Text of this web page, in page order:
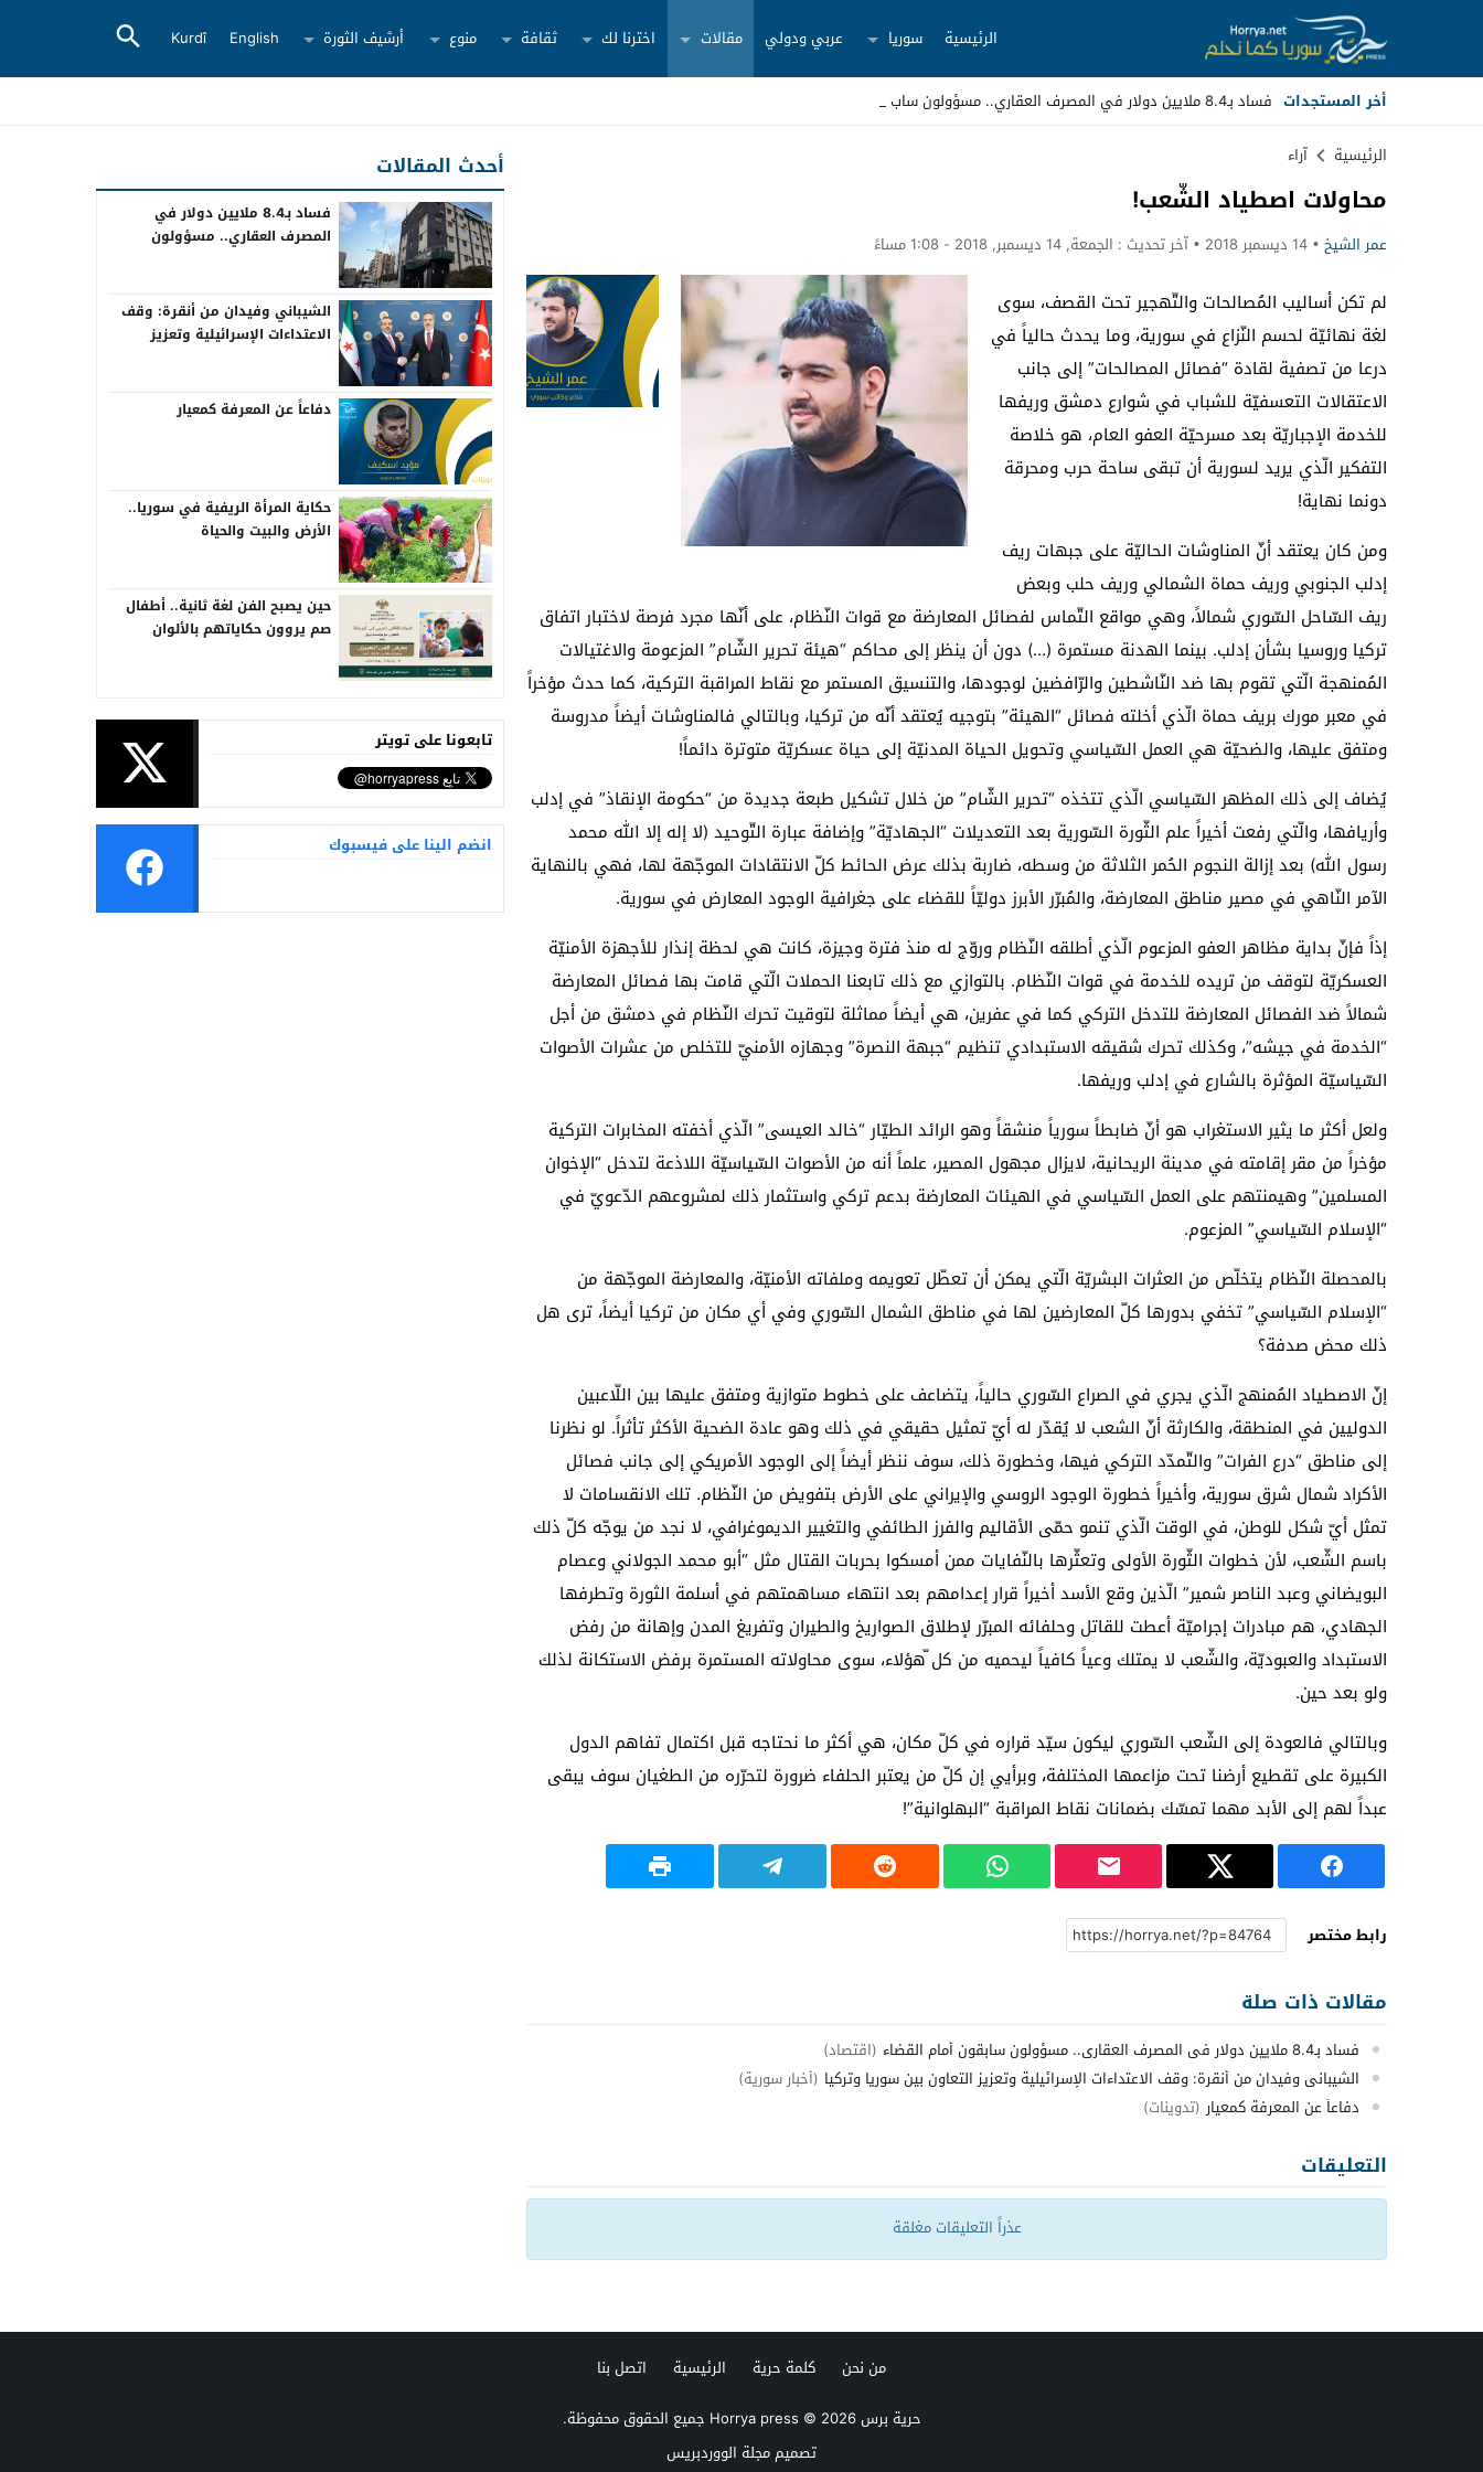
الرئيسية سوريا عربي ودولي مقالات اخترنا لك ثقافة منوع أرشيف الثورة English
Kurdî
أخر المستجدات فساد بـ8.4 ملايين دولار في المصرف العقاري.. مسؤولون سابقون أ_
Previous
Next
الرئيسية آراء
محاولات اصطياد الشّعب!
عمر الشيخ 14 ديسمبر 2018 آخر تحديث : الجمعة, 14 ديسمبر, 2018 - 1:08 مساءً
لم تكن أساليب المُصالحات والتّهجير تحت القصف، سوى
لغة نهائيّة لحسم النّزاع في سورية، وما يحدث حالياً في
درعا من تصفية لقادة “فصائل المصالحات” إلى جانب
الاعتقالات التعسفيّة للشباب في شوارع دمشق وريفها
للخدمة الإجباريّة بعد مسرحيّة العفو العام، هو خلاصة
التفكير الّذي يريد لسورية أن تبقى ساحة حرب ومحرقة
دونما نهاية!
ومن كان يعتقد أنّ المناوشات الحاليّة على جبهات ريف
إدلب الجنوبي وريف حماة الشمالي وريف حلب وبعض
ريف السّاحل السّوري شمالاً، وهي مواقع التّماس لفصائل المعارضة مع قوات النّظام، على أنّها مجرد فرصة لاختبار اتفاق
تركيا وروسيا بشأن إدلب. بينما الهدنة مستمرة (…) دون أن ينظر إلى محاكم “هيئة تحرير الشّام” المزعومة والاغتيالات
المُمنهجة الّتي تقوم بها ضد النّاشطين والرّافضين لوجودها، والتنسيق المستمر مع نقاط المراقبة التركية، كما حدث مؤخراً
في معبر مورك بريف حماة الّذي أخلته فصائل “الهيئة” بتوجيه يُعتقد أنّه من تركيا، وبالتالي فالمناوشات أيضاً مدروسة
ومتفق عليها، والضحيّة هي العمل السّياسي وتحويل الحياة المدنيّة إلى حياة عسكريّة متوترة دائماً!
يُضاف إلى ذلك المظهر السّياسي الّذي تتخذه “تحرير الشّام” من خلال تشكيل طبعة جديدة من “حكومة الإنقاذ” في إدلب
وأريافها، والّتي رفعت أخيراً علم الثّورة السّورية بعد التعديلات “الجهاديّة” وإضافة عبارة التّوحيد (لا إله إلا الله محمد
رسول الله) بعد إزالة النجوم الحُمر الثلاثة من وسطه، ضاربة بذلك عرض الحائط كلّ الانتقادات الموجّهة لها، فهي بالنهاية
الآمر النّاهي في مصير مناطق المعارضة، والمُبرّر الأبرز دوليّاً للقضاء على جغرافية الوجود المعارض في سورية.
إذاً فإنّ بداية مظاهر العفو المزعوم الّذي أطلقه النّظام وروّج له منذ فترة وجيزة، كانت هي لحظة إنذار للأجهزة الأمنيّة
العسكريّة لتوقف من تريده للخدمة في قوات النّظام. بالتوازي مع ذلك تابعنا الحملات الّتي قامت بها فصائل المعارضة
شمالاً ضد الفصائل المعارضة للتدخل التركي كما في عفرين، هي أيضاً مماثلة لتوقيت تحرك النّظام في دمشق من أجل
“الخدمة في جيشه”، وكذلك تحرك شقيقه الاستبدادي تنظيم “جبهة النصرة” وجهازه الأمنيّ للتخلص من عشرات الأصوات
السّياسيّة المؤثرة بالشارع في إدلب وريفها.
ولعل أكثر ما يثير الاستغراب هو أنّ ضابطاً سورياً منشقاً وهو الرائد الطيّار “خالد العيسى” الّذي أخفته المخابرات التركية
مؤخراً من مقر إقامته في مدينة الريحانية، لايزال مجهول المصير، علماً أنه من الأصوات السّياسيّة اللاذعة لتدخل “الإخوان
المسلمين” وهيمنتهم على العمل السّياسي في الهيئات المعارضة بدعم تركي واستثمار ذلك لمشروعهم الدّعويّ في
“الإسلام السّياسي” المزعوم.
بالمحصلة النّظام يتخلّص من العثرات البشريّة الّتي يمكن أن تعطّل تعويمه وملفاته الأمنيّة، والمعارضة الموجّهة من
“الإسلام السّياسي” تخفي بدورها كلّ المعارضين لها في مناطق الشمال السّوري وفي أي مكان من تركيا أيضاً، ترى هل
ذلك محض صدفة؟
إنّ الاصطياد المُمنهج الّذي يجري في الصراع السّوري حالياً، يتضاعف على خطوط متوازية ومتفق عليها بين اللّاعبين
الدوليين في المنطقة، والكارثة أنّ الشعب لا يُقدّر له أيّ تمثيل حقيقي في ذلك وهو عادة الضحية الأكثر تأثراً. لو نظرنا
إلى مناطق “درع الفرات” والتّمدّد التركي فيها، وخطورة ذلك، سوف ننظر أيضاً إلى الوجود الأمريكي إلى جانب فصائل
الأكراد شمال شرق سورية، وأخيراً خطورة الوجود الروسي والإيراني على الأرض بتفويض من النّظام. تلك الانقسامات لا
تمثل أيّ شكل للوطن، في الوقت الّذي تنمو حمّى الأقاليم والفرز الطائفي والتغيير الديموغرافي، لا نجد من يوجّه كلّ ذلك
باسم الشّعب، لأن خطوات الثّورة الأولى وتعثّرها بالنّفايات ممن أمسكوا بحربات القتال مثل “أبو محمد الجولاني وعصام
البويضاني وعبد الناصر شمير” الّذين وقع الأسد أخيراً قرار إعدامهم بعد انتهاء مساهمتهم في أسلمة الثورة وتطرفها
الجهادي، هم مبادرات إجراميّة أعطت للقاتل وحلفائه المبرّر لإطلاق الصواريخ والطيران وتفريغ المدن وإهانة من رفض
الاستبداد والعبوديّة، والشّعب لا يمتلك وعياً كافياً ليحميه من كل ّهؤلاء، سوى محاولاته المستمرة برفض الاستكانة لذلك
ولو بعد حين.
وبالتالي فالعودة إلى الشّعب السّوري ليكون سيّد قراره في كلّ مكان، هي أكثر ما نحتاجه قبل اكتمال تفاهم الدول
الكبيرة على تقطيع أرضنا تحت مزاعمها المختلفة، وبرأيي إن كلّ من يعتبر الحلفاء ضرورة لتحرّره من الطغيان سوف يبقى
عبداً لهم إلى الأبد مهما تمسّك بضمانات نقاط المراقبة “البهلوانية”!
رابط مختصر
مقالات ذات صلة
فساد بـ8.4 ملايين دولار في المصرف العقاري.. مسؤولون سابقون أمام القضاء
(اقتصاد)
الشيباني وفيدان من أنقرة: وقف الاعتداءات الإسرائيلية وتعزيز التعاون بين سوريا وتركيا (أخبار سورية)
دفاعاً عن المعرفة كمعيار (تدوينات)
التعليقات
عذراً التعليقات مغلقة
أحدث المقالات
فساد بـ8.4 ملايين دولار في
المصرف العقاري.. مسؤولون
الشيباني وفيدان من أنقرة: وقف
الاعتداءات الإسرائيلية وتعزيز
دفاعاً عن المعرفة كمعيار
حكاية المرأة الريفية في سوريا..
الأرض والبيت والحياة
حين يصبح الفن لغة ثانية.. أطفال
صم يروون حكاياتهم بالألوان
انضم الينا على فيسبوك
تابعونا على تويتر
من نحن كلمة حرية الرئيسية
اتصل بنا
حرية برس Horrya press© 2026 جميع الحقوق محفوظة.
تصميممجلة الووردبريس